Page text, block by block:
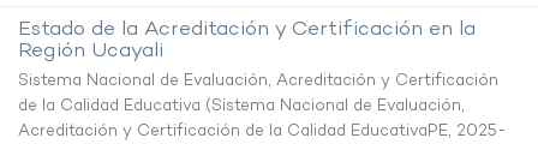
Estado de la Acreditación y Certificación en la
Región Ucayali
Sistema Nacional de Evaluación, Acreditación y Certificación
de la Calidad Educativa (Sistema Nacional de Evaluación,
Acreditación y Certificación de la Calidad EducativaPE, 2025-